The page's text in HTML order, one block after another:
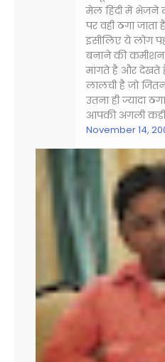
मेल हिंदी में भेजने
पर वही ठगा जाता
इसीलिए ये लोग
बनाने की कमीशन
मांगते है और देखते
लालची है जो
उतना ही ज्यादा
आपकी अगली कड़ी
November 14,